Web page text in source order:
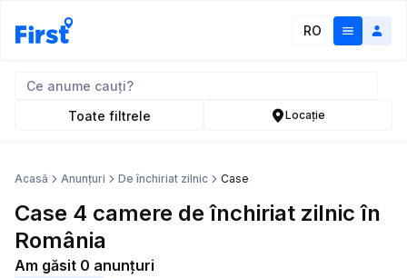
RO
Toate filtrele Locație
Acasă Anunțuri De închiriat zilnic Case
Case 4 camere de închiriat zilnic în
România
Am găsit 0 anunțuri